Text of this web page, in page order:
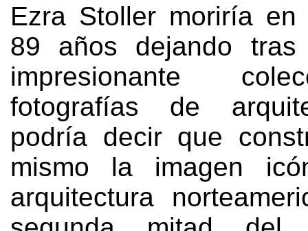
Ezra Stoller moriría en
89 años dejando
impresionante
fotografías de
podría decir que
mismo la imagen
arquitectura